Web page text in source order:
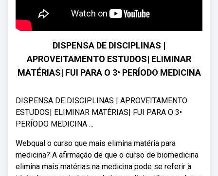
DISPENSA DE DISCIPLINAS |
APROVEITAMENTO ESTUDOS| ELIMINAR
MATÉRIAS| FUI PARA O 3• PERÍODO MEDICINA
DISPENSA DE DISCIPLINAS | APROVEITAMENTO
ESTUDOS| ELIMINAR MATÉRIAS| FUI PARA O 3•
PERÍODO MEDICINA ...
Webqual o curso que mais elimina matéria para
medicina? A afirmação de que o curso de biomedicina
elimina mais matérias na medicina pode se referir à